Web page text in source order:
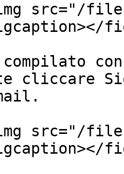
src="/
compilato
cliccare
src="/files/